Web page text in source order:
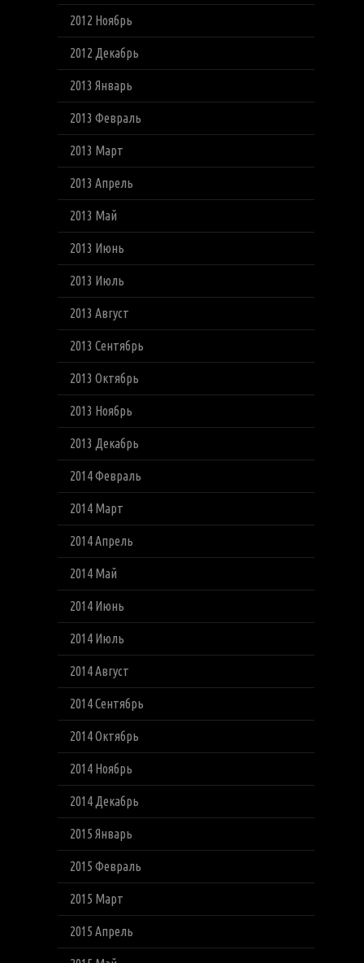
2012 Ноябрь
2012 Декабрь
2013 Январь
2013 Февраль
2013 Март
2013 Апрель
2013 Май
2013 Июнь
2013 Июль
2013 Август
2013 Сентябрь
2013 Октябрь
2013 Ноябрь
2013 Декабрь
2014 Февраль
2014 Март
2014 Апрель
2014 Май
2014 Июнь
2014 Июль
2014 Август
2014 Сентябрь
2014 Октябрь
2014 Ноябрь
2014 Декабрь
2015 Январь
2015 Февраль
2015 Март
2015 Апрель